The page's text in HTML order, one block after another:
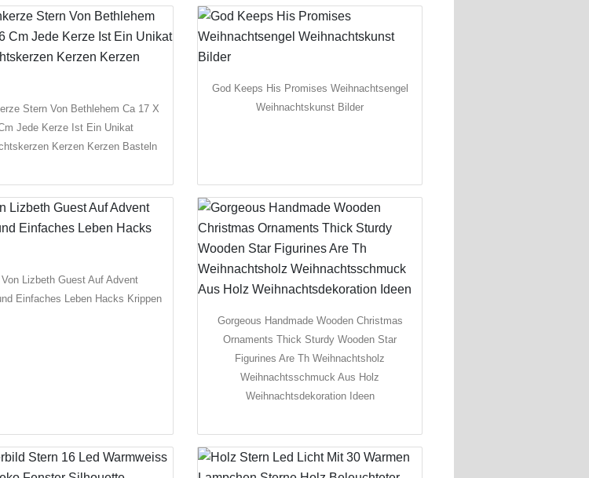
Stern Von Bethlehem Ca 17 X
Jede Kerze Ist Ein Unikat
Kerzen Kerzen Basteln
God Keeps His Promises Weihnachtsengel
Weihnachtskunst Bilder
Von Lizbeth Guest Auf Advent
Einfaches Leben Hacks Krippen
Gorgeous Handmade Wooden Christmas
Ornaments Thick Sturdy Wooden Star
Figurines Are Th Weihnachtsholz
Weihnachtsschmuck Aus Holz
Weihnachtsdekoration Ideen